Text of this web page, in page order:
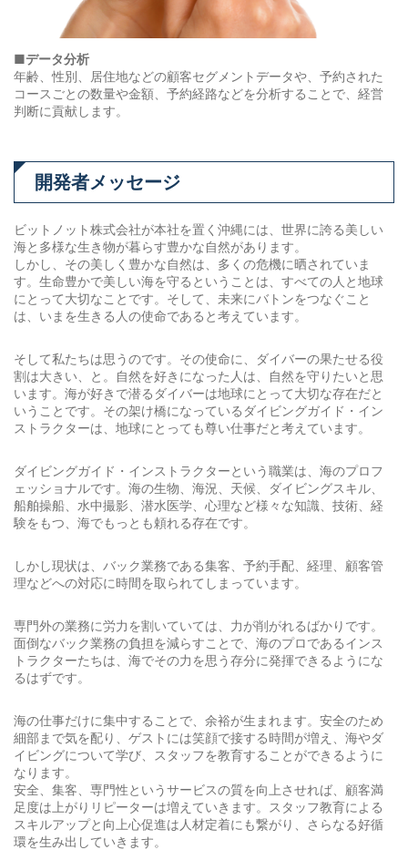
■データ分析
年齢、性別、居住地などの顧客セグメントデータや、予約された
コースごとの数量や金額、予約経路などを分析することで、経営
判断に貢献します。
開発者メッセージ
ビットノット株式会社が本社を置く沖縄には、世界に誇る美しい
海と多様な生き物が暮らす豊かな自然があります。
しかし、その美しく豊かな自然は、多くの危機に晒されていま
す。生命豊かで美しい海を守るということは、すべての人と地球
にとって大切なことです。そして、未来にバトンをつなぐこと
は、いまを生きる人の使命であると考えています。
そして私たちは思うのです。その使命に、ダイバーの果たせる役
割は大きい、と。自然を好きになった人は、自然を守りたいと思
います。海が好きで潜るダイバーは地球にとって大切な存在だと
いうことです。その架け橋になっているダイビングガイド・イン
ストラクターは、地球にとっても尊い仕事だと考えています。
ダイビングガイド・インストラクターという職業は、海のプロフ
ェッショナルです。海の生物、海況、天候、ダイビングスキル、
船舶操船、水中撮影、潜水医学、心理など様々な知識、技術、経
験をもつ、海でもっとも頼れる存在です。
しかし現状は、バック業務である集客、予約手配、経理、顧客管
理などへの対応に時間を取られてしまっています。
専門外の業務に労力を割いていては、力が削がれるばかりです。
面倒なバック業務の負担を減らすことで、海のプロであるインス
トラクターたちは、海でその力を思う存分に発揮できるようにな
るはずです。
海の仕事だけに集中することで、余裕が生まれます。安全のため
細部まで気を配り、ゲストには笑顔で接する時間が増え、海やダ
イビングについて学び、スタッフを教育することができるように
なります。
安全、集客、専門性というサービスの質を向上させれば、顧客満
足度は上がりリピーターは増えていきます。スタッフ教育による
スキルアップと向上心促進は人材定着にも繋がり、さらなる好循
環を生み出していきます。